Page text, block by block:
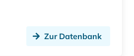
Zur Datenbank